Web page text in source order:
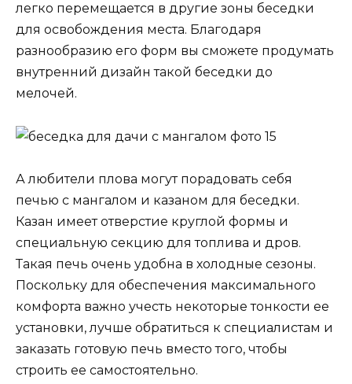
легко перемещается в другие зоны беседки
для освобождения места. Благодаря
разнообразию его форм вы сможете продумать
внутренний дизайн такой беседки до
мелочей.
А любители плова могут порадовать себя
печью с мангалом и казаном для беседки.
Казан имеет отверстие круглой формы и
специальную секцию для топлива и дров.
Такая печь очень удобна в холодные сезоны.
Поскольку для обеспечения максимального
комфорта важно учесть некоторые тонкости ее
установки, лучше обратиться к специалистам и
заказать готовую печь вместо того, чтобы
строить ее самостоятельно.